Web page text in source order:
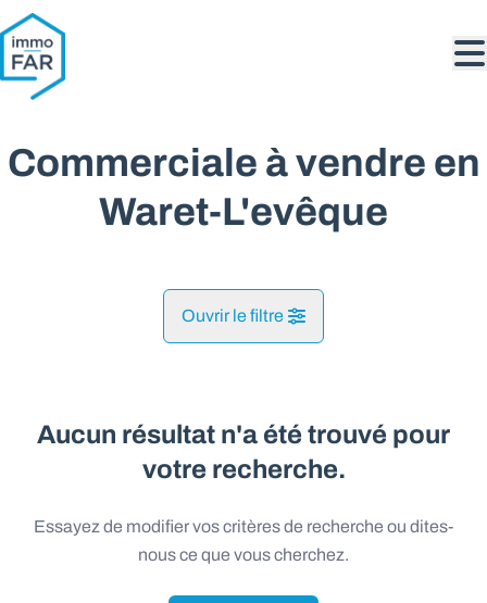
Aller au contenu principal
Commerciale à vendre en
Waret-L'evêque
Ouvrir le filtre
Waret-L'evêque (4217) Remove
Commerciale Remove
Vue de la carte
Recherche Trier par
Aucun résultat n'a été trouvé pour
votre recherche.
Essayez de modifier vos critères de recherche ou dites-
nous ce que vous cherchez.